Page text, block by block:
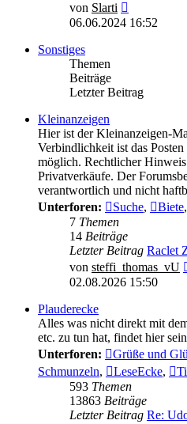
von Slarti
Beitrag
06.06.2024 16:52
Sonstiges
Themen
Beiträge
Letzter Beitrag
Kleinanzeigen
Hier ist der Kleinanzeigen-
Verbindlichkeit ist das
möglich. Rechtlicher
Privatverkäufe. Der
verantwortlich und nicht
Unterforen:
Suche, Biete,
7 Themen
14 Beiträge
Letzter Beitrag Raclet
von steffi_thomas_vU
02.08.2026 15:50
Plauderecke
Alles was nicht direkt mit
etc. zu tun hat, findet hier
Unterforen:
Grüße und
Schmunzeln, LeseEcke,
593 Themen
13863 Beiträge
Letzter Beitrag Re: